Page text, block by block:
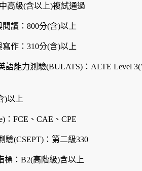
高級(含以上)複試通過
讀：800分(含)以上
作：310分(含)以上
語能力測驗(BULATS)：ALTE Level
)以上
：FCE、CAE、CPE
驗(CSEPT)：第二級330
標：B2(高階級)含以上